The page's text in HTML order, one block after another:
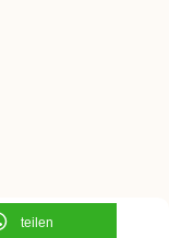
teilen